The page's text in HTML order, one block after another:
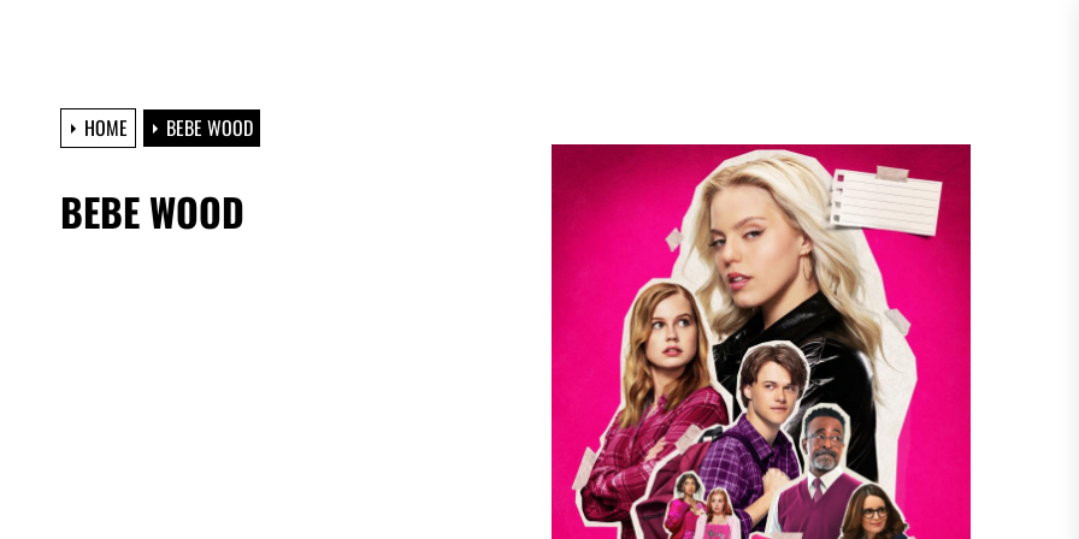
HOME BEBE WOOD
BEBE WOOD